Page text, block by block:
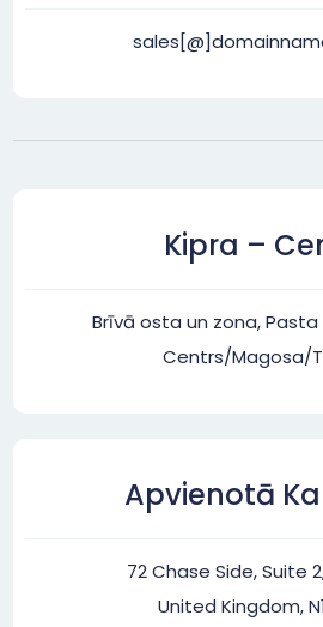
Kipra –
Brīvā osta un zona, Pasta
Centrs/Magosa/
Apvienotā
72 Chase Side, Suite
United Kingdom,